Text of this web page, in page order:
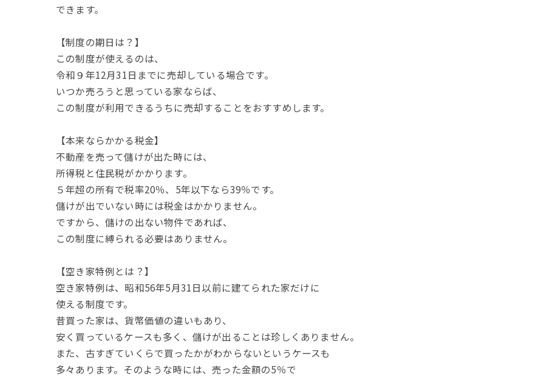
できます。
【制度の期日は？】
この制度が使えるのは、
令和９年12月31日までに売却している場合です。
いつか売ろうと思っている家ならば、
この制度が利用できるうちに売却することをおすすめします。
【本来ならかかる税金】
不動産を売って儲けが出た時には、
所得税と住民税がかかります。
５年超の所有で税率20％、5年以下なら39％です。
儲けが出でいない時には税金はかかりません。
ですから、儲けの出ない物件であれば、
この制度に縛られる必要はありません。
【空き家特例とは？】
空き家特例は、昭和56年5月31日以前に建てられた家だけに
使える制度です。
昔買った家は、貨幣価値の違いもあり、
安く買っているケースも多く、儲けが出ることは珍しくありません。
また、古すぎていくらで買ったかがわからないというケースも
多々あります。そのような時には、売った金額の5％で